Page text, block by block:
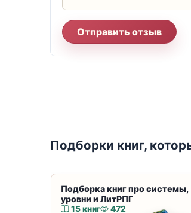
Отправить отзыв
Подборки книг,
Подборка книг про системы,
уровни и ЛитРПГ
15 книг 472